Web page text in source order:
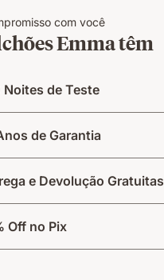
com você
Emma têm
Noites de Teste
de Garantia
e Devolução Gratuitas
Off no Pix